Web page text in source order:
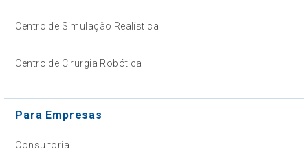
Centro de Simulação Realística
Centro de Cirurgia Robótica
Para Empresas
Consultoria